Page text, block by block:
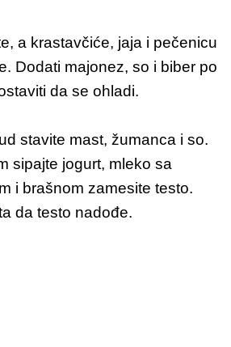
a krastavčiće, jaja i pečenicu
Dodati majonez, so i biber po
da se ohladi.
stavite mast, žumanca i so.
sipajte jogurt, mleko sa
i brašnom zamesite testo.
da testo nadođe.